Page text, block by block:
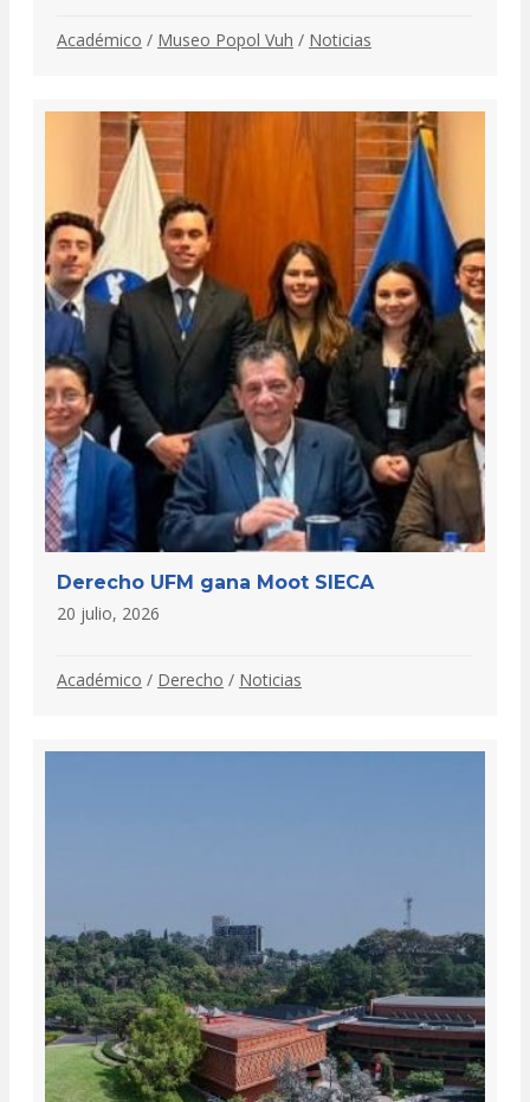
Académico / Museo Popol Vuh / Noticias
Derecho UFM gana Moot SIECA
20 julio, 2026
Académico / Derecho / Noticias